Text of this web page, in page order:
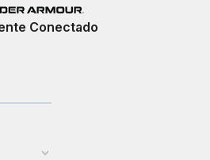
Conectado